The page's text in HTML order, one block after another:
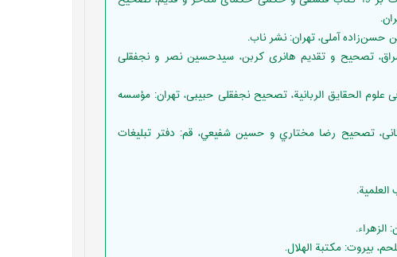
مصنّفات شيخ‌اشراق، تصحیح و تقدیم هانری کربن، سیدحسین نصر و نجفقلی
الشجرة الالهیة فی علوم الحقایق الربانیة، تصحیح نجفقلی حبیبی، تهران: مؤسسه
(1412ق) رسائل الشهيد الثانی، تصحيح رضا مختاري و حسين شفيعي، قم: دفتر تبليغات